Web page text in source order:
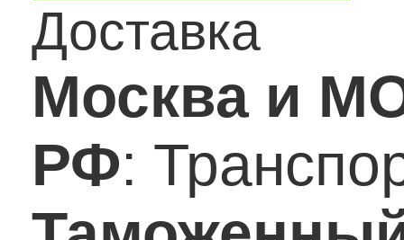
Доставка
Москва и
РФ: